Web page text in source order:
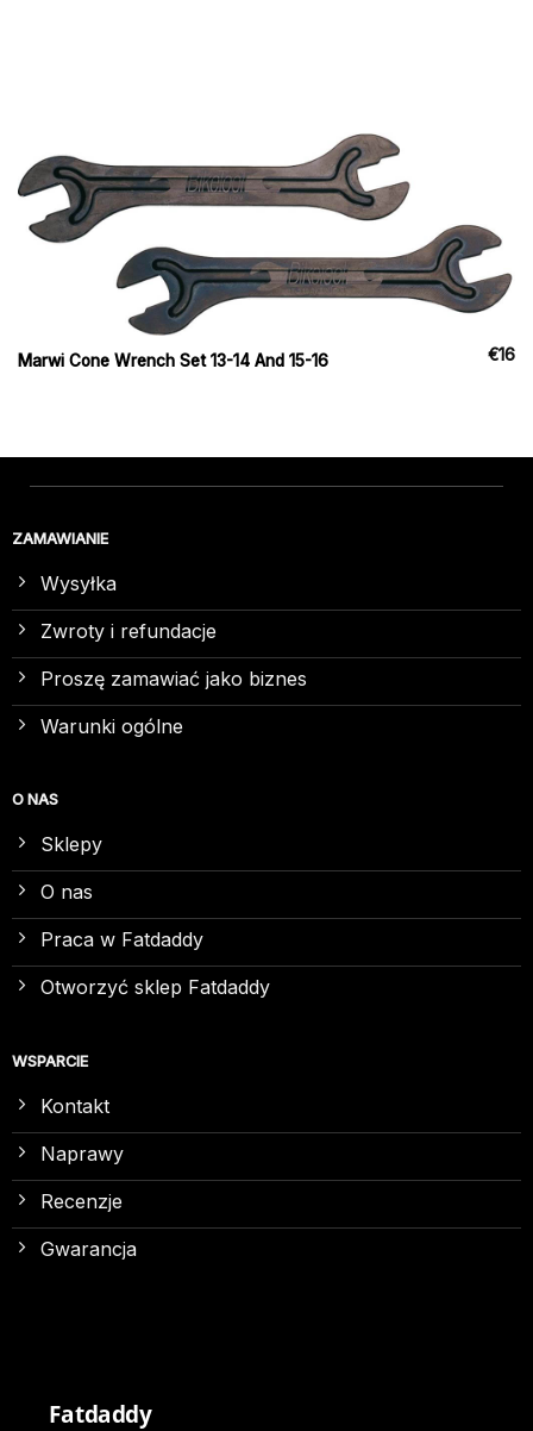
Marwi Cone Wrench Set 13-14 And 15-16 €16
ZAMAWIANIE
Wysyłka
Zwroty i refundacje
Proszę zamawiać jako biznes
Warunki ogólne
O NAS
Sklepy
O nas
Praca w Fatdaddy
Otworzyć sklep Fatdaddy
WSPARCIE
Kontakt
Naprawy
Recenzje
Gwarancja
Fatdaddy